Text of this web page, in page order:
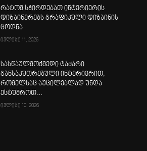
რატომ სჭირდებათ ინტერიერის
დიზაინერებს გრაფიკული დიზაინის
ცოდნა
ივლისი 11, 2026
სასწაულმოქმედი ტაძარი
განსაკუთრებული ინტერიერით,
რომელსაც აუცილებლად უნდა
ესტუმროთ…
ივლისი 10, 2026